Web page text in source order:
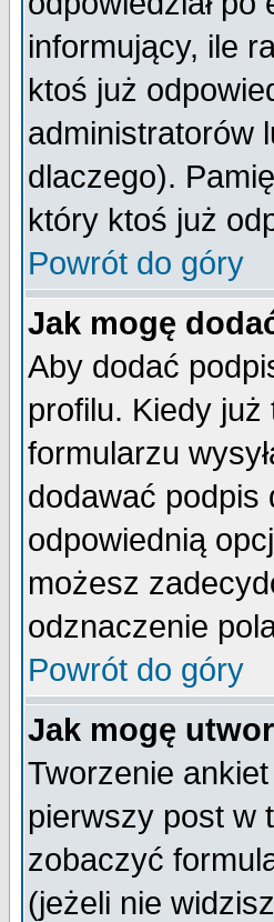
informujący, ile
ktoś już
administratorów
dlaczego).
który ktoś już
Powrót do góry
Jak mogę
Aby dodać
profilu. Kiedy
formularzu
dodawać podpis
odpowiednią
możesz
odznaczenie
Powrót do góry
Jak mogę
Tworzenie
pierwszy post w
zobaczyć
(jeżeli nie